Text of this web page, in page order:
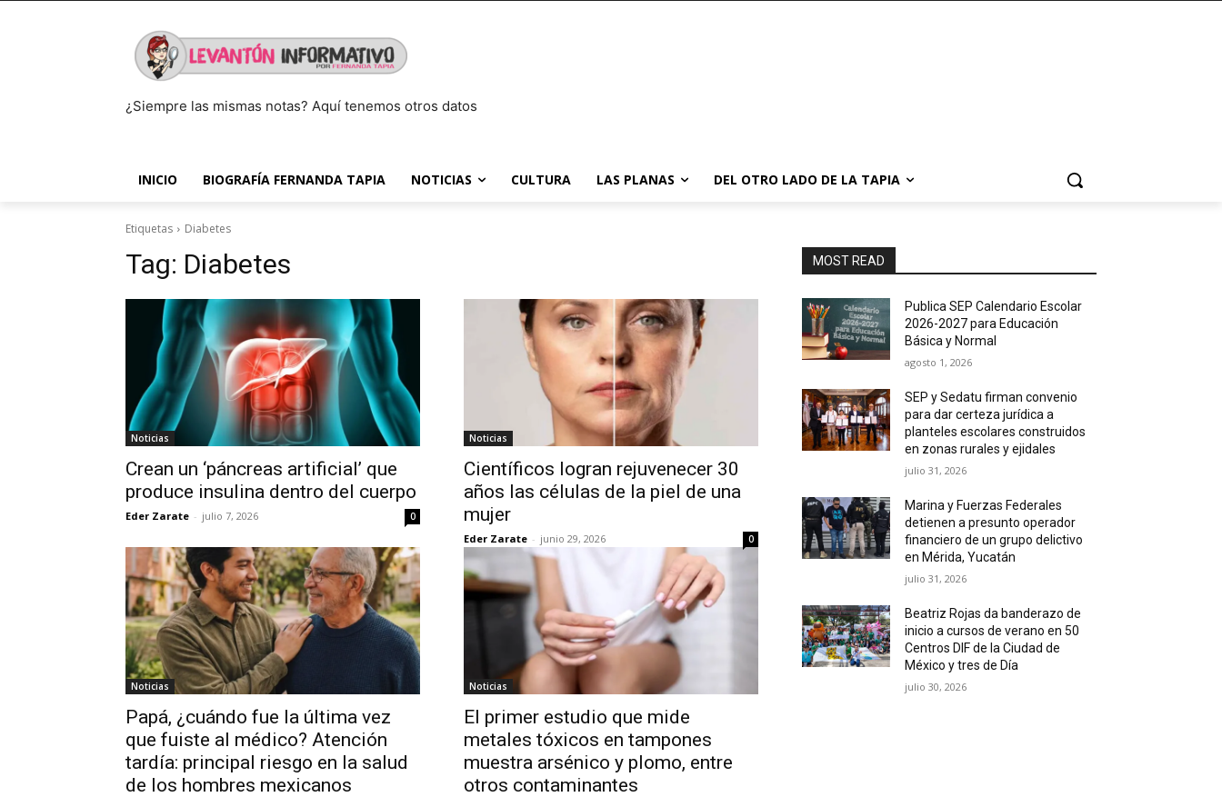
¿Siempre las mismas notas? Aquí tenemos otros datos
INICIO BIOGRAFÍA FERNANDA TAPIA NOTICIAS CULTURA LAS PLANAS DEL OTRO LADO DE LA TAPIA
Etiquetas Diabetes
Tag: Diabetes
Noticias
Crean un ‘páncreas artificial’ que
produce insulina dentro del cuerpo
Eder Zarate - julio 7, 2026 0
Noticias
Científicos logran rejuvenecer 30
años las células de la piel de una
mujer
Eder Zarate - junio 29, 2026 0
Noticias
Papá, ¿cuándo fue la última vez
que fuiste al médico? Atención
tardía: principal riesgo en la salud
de los hombres mexicanos
Noticias
El primer estudio que mide
metales tóxicos en tampones
muestra arsénico y plomo, entre
otros contaminantes
MOST READ
Publica SEP Calendario Escolar
2026-2027 para Educación
Básica y Normal
agosto 1, 2026
SEP y Sedatu firman convenio
para dar certeza jurídica a
planteles escolares construidos
en zonas rurales y ejidales
julio 31, 2026
Marina y Fuerzas Federales
detienen a presunto operador
financiero de un grupo delictivo
en Mérida, Yucatán
julio 31, 2026
Beatriz Rojas da banderazo de
inicio a cursos de verano en 50
Centros DIF de la Ciudad de
México y tres de Día
julio 30, 2026